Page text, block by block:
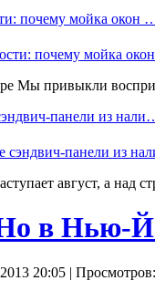
почему мойка окон
Мы привыкли
панели из
август, а
в Нью-
20:05 |